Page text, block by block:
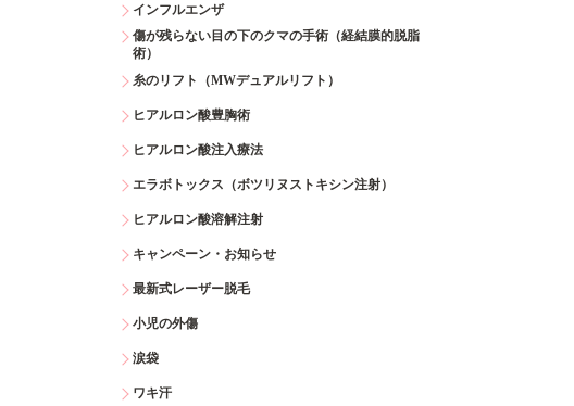
インフルエンザ
傷が残らない目の下のクマの手術（経結膜的脱脂
術）
糸のリフト（MWデュアルリフト）
ヒアルロン酸豊胸術
ヒアルロン酸注入療法
エラボトックス（ボツリヌストキシン注射）
ヒアルロン酸溶解注射
キャンペーン・お知らせ
最新式レーザー脱毛
小児の外傷
涙袋
ワキ汗